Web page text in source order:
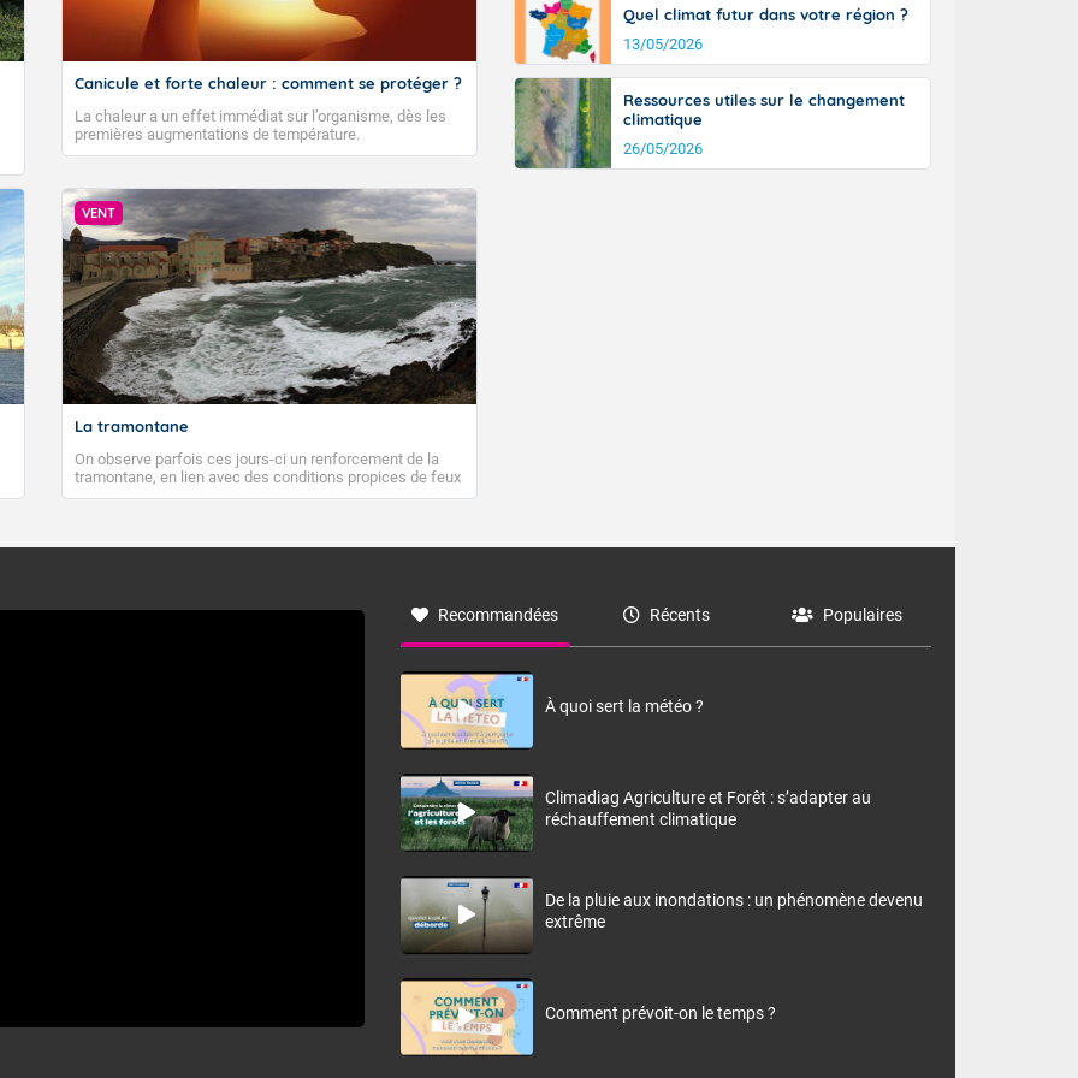
Canicule et forte chaleur : comment se protéger ?
La chaleur a un effet immédiat sur l’organisme, dès les
premières augmentations de température.
VENT
La tramontane
On observe parfois ces jours-ci un renforcement de la
tramontane, en lien avec des conditions propices de feux
de forêt. Mais qu'est-ce que la tramontane ? Quelles sont
à nord-ouest, dans un secteur qui part du Roussillon à la
monts, en allusion aux régions montagneuses d’où
Quel climat futur dans votre région ?
13/05/2026
Ressources utiles sur le changement
climatique
26/05/2026
Recommandées Récents Populaires
À quoi sert la météo ?
Climadiag Agriculture et Forêt : s’adapter au
réchauffement climatique
De la pluie aux inondations : un phénomène devenu
extrême
Comment prévoit-on le temps ?